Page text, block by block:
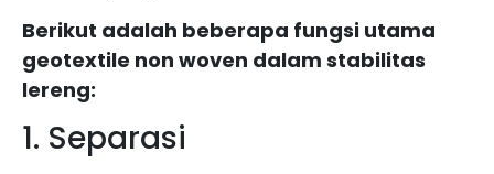
Berikut adalah beberapa fungsi utama
geotextile non woven dalam stabilitas
lereng:
1. Separasi